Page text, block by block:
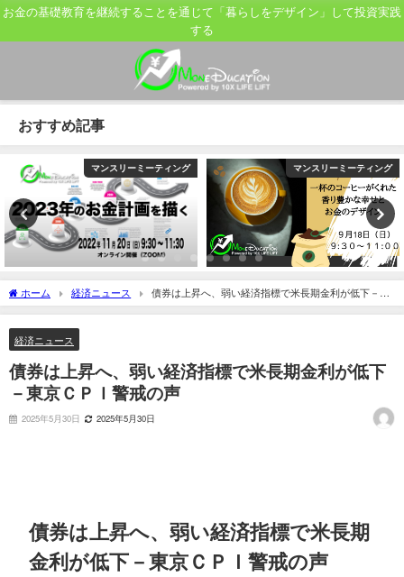
お金の基礎教育を継続することを通じて「暮らしをデザイン」して投資実践
する
おすすめ記事
マンスリーミーティング マンスリーミーティング
ホーム 経済ニュース
債券は上昇へ、弱い経済指標で米長期金利が低下－東
京ＣＰＩ警戒の声
経済ニュース
債券は上昇へ、弱い経済指標で米長期金利が低下
－東京ＣＰＩ警戒の声
2025年5月30日 2025年5月30日
債券は上昇へ、弱い経済指標で米長期
金利が低下－東京ＣＰＩ警戒の声